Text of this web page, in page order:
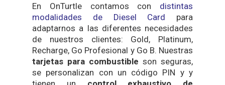
En OnTurtle contamos con distintas
modalidades de Diesel Card para
adaptarnos a las diferentes necesidades
de nuestros clientes: Gold, Platinum,
Recharge, Go Profesional y Go B. Nuestras
tarjetas para combustible son seguras,
se personalizan con un código PIN y y